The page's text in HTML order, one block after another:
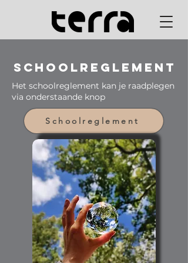
Schoolreglement
Het schoolreglement kan je raadplegen
via onderstaande knop
Schoolreglement